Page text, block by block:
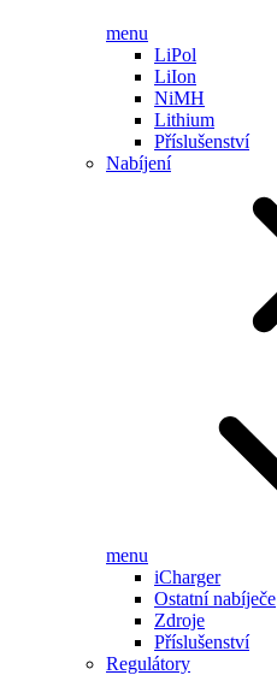
menu
LiPol
LiIon
NiMH
Lithium
Příslušenství
Nabíjení
menu
iCharger
Ostatní nabíječe
Zdroje
Příslušenství
Regulátory